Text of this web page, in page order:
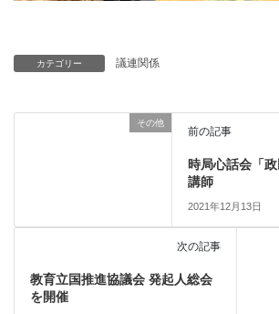
カテゴリー 議連関係
その他
前の記事
時局心話会「
講師
2021年12月13日
次の記事
教育立国推進協議会 発起人総会
を開催